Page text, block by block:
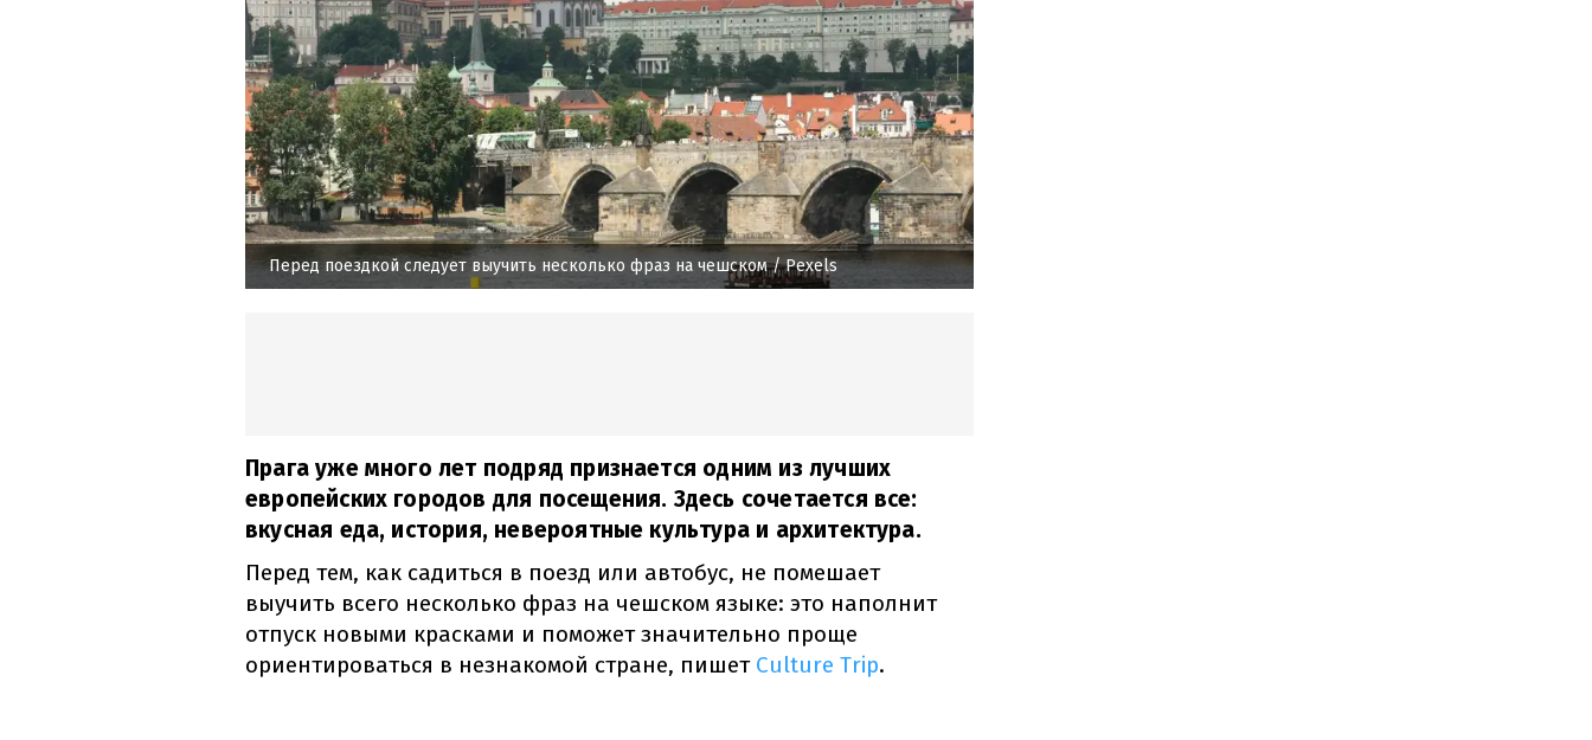
Перед поездкой следует выучить несколько фраз на чешском/ Pexels
Прага уже много лет подряд признается одним из лучших
европейских городов для посещения. Здесь сочетается все:
вкусная еда, история, невероятные культура и архитектура.
Перед тем, как садиться в поезд или автобус, не помешает
выучить всего несколько фраз на чешском языке: это наполнит
отпуск новыми красками и поможет значительно проще
ориентироваться в незнакомой стране, пишет Culture Trip.